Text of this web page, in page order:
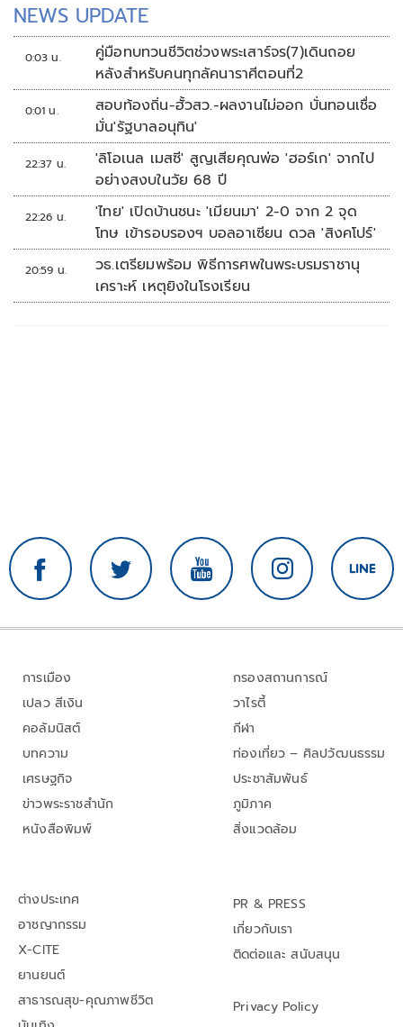
NEWS UPDATE
0:03 น.
คู่มือทบทวนชีวิตช่วงพระเสาร์จร(7)เดินถอย
หลังสำหรับคนทุกลัคนาราศีตอนที่2
0:01 น.
สอบท้องถิ่น-ฮั้วสว.-ผลงานไม่ออก บั่นทอนเชื่อ
มั่น'รัฐบาลอนุทิน'
22:37 น.
'ลิโอเนล เมสซี' สูญเสียคุณพ่อ 'ฮอร์เก' จากไป
อย่างสงบในวัย 68 ปี
22:26 น.
'ไทย' เปิดบ้านชนะ 'เมียนมา' 2-0 จาก 2 จุด
โทษ เข้ารอบรองฯ บอลอาเซียน ดวล 'สิงคโปร์'
20:59 น.
วธ.เตรียมพร้อม พิธีการศพในพระบรมราชานุ
เคราะห์ เหตุยิงในโรงเรียน
การเมือง
เปลว สีเงิน
คอลัมนิสต์
บทความ
เศรษฐกิจ
ข่าวพระราชสำนัก
หนังสือพิมพ์
กรองสถานการณ์
วาไรตี้
กีฬา
ท่องเที่ยว – ศิลปวัฒนธรรม
ประชาสัมพันธ์
ภูมิภาค
สิ่งแวดล้อม
ต่างประเทศ
อาชญากรรม
X-CITE
ยานยนต์
สาธารณสุข-คุณภาพชีวิต
PR & PRESS
เกี่ยวกับเรา
ติดต่อและ สนับสนุน
Privacy Policy